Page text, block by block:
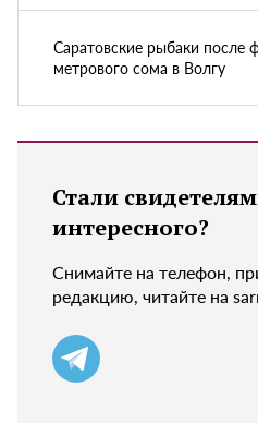
Саратовские рыбаки после
метрового сома в Волгу
Стали
интересного?
Снимайте на телефон,
редакцию, читайте на